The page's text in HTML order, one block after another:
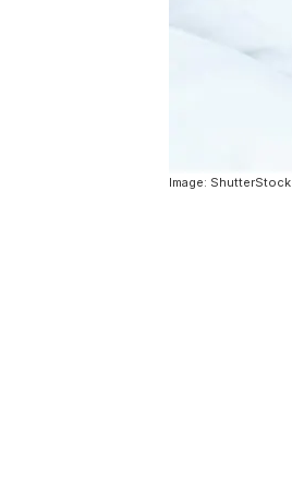
Image: ShutterStock